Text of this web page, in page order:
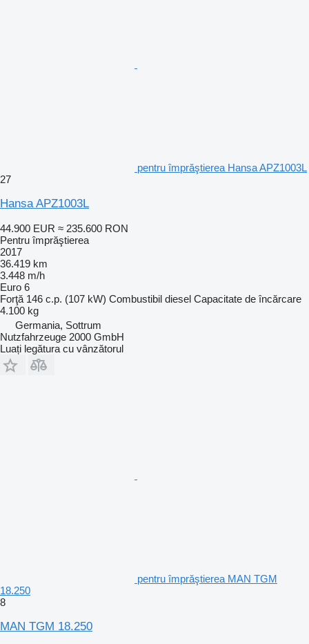
pentru împrăştierea Hansa APZ1003L
27
Hansa APZ1003L
44.900 EUR ≈ 235.600 RON
Pentru împrăştierea
2017
36.419 km
3.448 m/h
Euro 6
Forţă 146 c.p. (107 kW) Combustibil diesel Capacitate de încărcare
4.100 kg
Germania, Sottrum
Nutzfahrzeuge 2000 GmbH
Luați legătura cu vânzătorul
pentru împrăştierea MAN TGM
18.250
8
MAN TGM 18.250